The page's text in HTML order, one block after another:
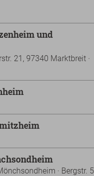
und
21, 97340 Marktbreit ·
· Bergstr. 5